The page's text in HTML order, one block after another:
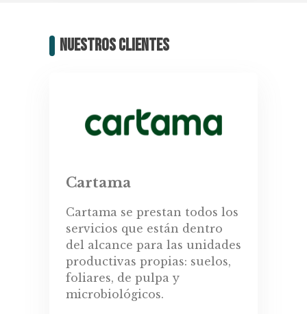
Nuestros clientes
Cartama
Cartama se prestan todos los
servicios que están dentro
del alcance para las unidades
productivas propias: suelos,
foliares, de pulpa y
microbiológicos.